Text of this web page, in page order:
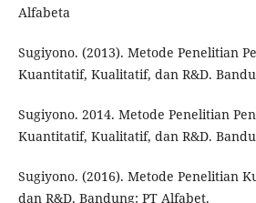
Alfabeta
Sugiyono. (2013). Metode Penelitian
Kuantitatif, Kualitatif, dan R&D.
Sugiyono. 2014. Metode Penelitian
Kuantitatif, Kualitatif, dan R&D.
Sugiyono. (2016). Metode Penelitian
dan R&D. Bandung: PT Alfabet.